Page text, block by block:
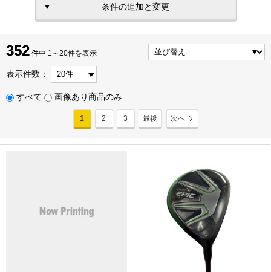
条件の追加と変更
352 件
352 件中 1～20件を表示
表示件数：
すべて 画像あり商品のみ
1 2 3 最後 次へ